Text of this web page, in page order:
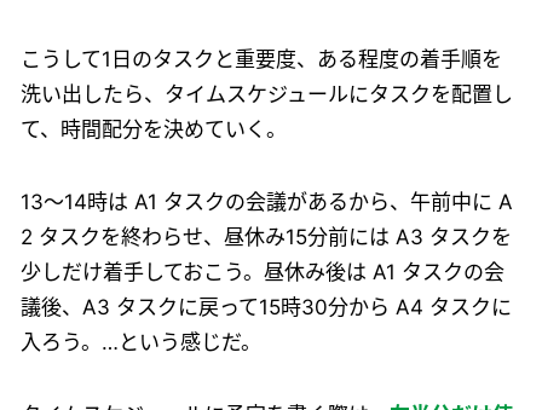
こうして1日のタスクと重要度、ある程度の着手順を
洗い出したら、タイムスケジュールにタスクを配置し
て、時間配分を決めていく。
13〜14時は A1 タスクの会議があるから、午前中に A
2 タスクを終わらせ、昼休み15分前には A3 タスクを
少しだけ着手しておこう。昼休み後は A1 タスクの会
議後、A3 タスクに戻って15時30分から A4 タスクに
入ろう。…という感じだ。